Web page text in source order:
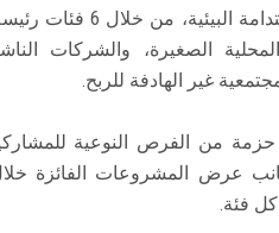
في تحقيق
الصغيرة، والشركات
غير الهادفة للربح.
حزمة من الفرص النوعية
فئة.